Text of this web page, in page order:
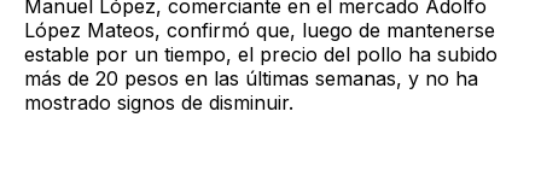
Manuel López, comerciante en el mercado Adolfo
López Mateos, confirmó que, luego de mantenerse
estable por un tiempo, el precio del pollo ha subido
más de 20 pesos en las últimas semanas, y no ha
mostrado signos de disminuir.